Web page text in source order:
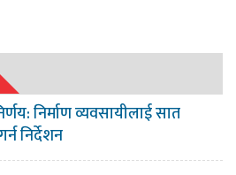
निर्माण व्यवसायीलाई सात
निर्देशन